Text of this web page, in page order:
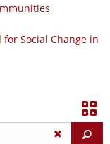
for Social Change in